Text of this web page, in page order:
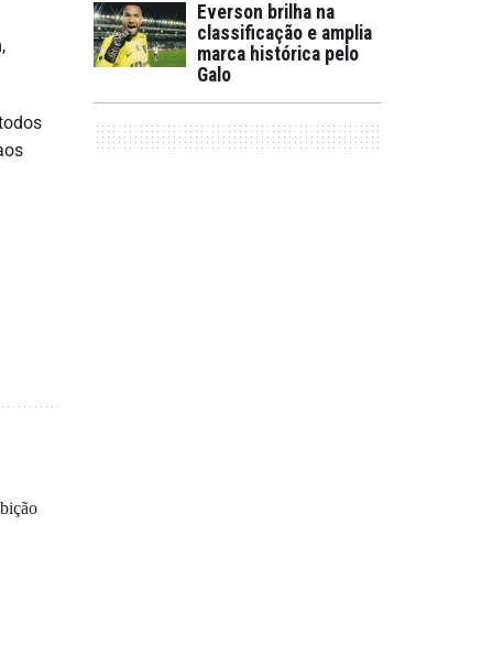
Everson brilha na
classificação e amplia
marca histórica pelo
Galo